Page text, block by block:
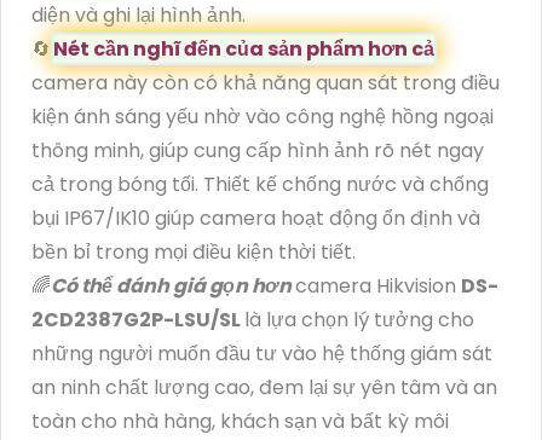
diện và ghi lại hình ảnh.
🔄 Nét cần nghĩ đến của sản phẩm hơn cả
camera này còn có khả năng quan sát trong điều
kiện ánh sáng yếu nhờ vào công nghệ hồng ngoại
thông minh, giúp cung cấp hình ảnh rõ nét ngay
cả trong bóng tối. Thiết kế chống nước và chống
bụi IP67/IK10 giúp camera hoạt động ổn định và
bền bỉ trong mọi điều kiện thời tiết.
🌈Có thể đánh giá gọn hơncamera Hikvision DS-
2CD2387G2P-LSU/SLlà lựa chọn lý tưởng cho
những người muốn đầu tư vào hệ thống giám sát
an ninh chất lượng cao, đem lại sự yên tâm và an
toàn cho nhà hàng, khách sạn và bất kỳ môi